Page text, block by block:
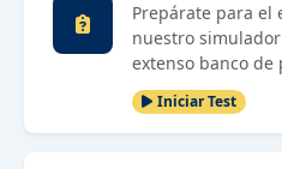
Prepárate para el
nuestro
extenso banco
Iniciar Test